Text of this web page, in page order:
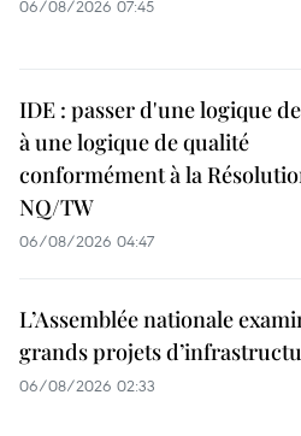
06/08/2026 07:45
IDE : passer d'une logique
à une logique de qualité
conformément à la
NQ/TW
06/08/2026 04:47
L’Assemblée nationale
grands projets
06/08/2026 02:33